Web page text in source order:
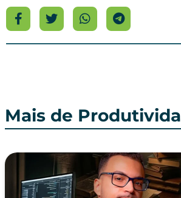
Mais de